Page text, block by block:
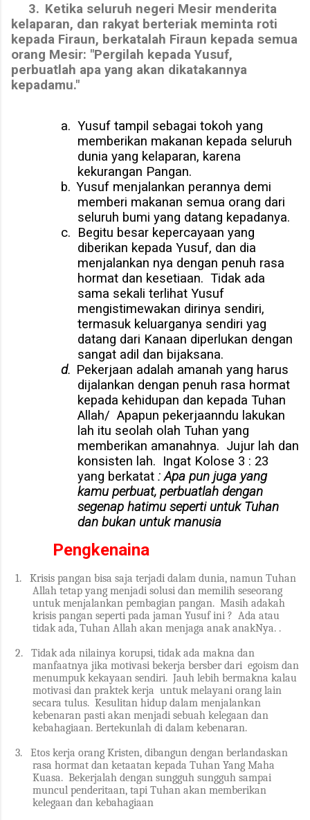
3. Ketika seluruh negeri Mesir menderita
kelaparan, dan rakyat berteriak meminta roti
kepada Firaun, berkatalah Firaun kepada semua
orang Mesir: "Pergilah kepada Yusuf,
perbuatlah apa yang akan dikatakannya
kepadamu."
a. Yusuf tampil sebagai tokoh yang
memberikan makanan kepada seluruh
dunia yang kelaparan, karena
kekurangan Pangan.
b. Yusuf menjalankan perannya demi
memberi makanan semua orang dari
seluruh bumi yang datang kepadanya.
c. Begitu besar kepercayaan yang
diberikan kepada Yusuf, dan dia
menjalankan nya dengan penuh rasa
hormat dan kesetiaan. Tidak ada
sama sekali terlihat Yusuf
mengistimewakan dirinya sendiri,
termasuk keluarganya sendiri yag
datang dari Kanaan diperlukan dengan
sangat adil dan bijaksana.
d. Pekerjaan adalah amanah yang harus
dijalankan dengan penuh rasa hormat
kepada kehidupan dan kepada Tuhan
Allah/ Apapun pekerjaanndu lakukan
lah itu seolah olah Tuhan yang
memberikan amanahnya. Jujur lah dan
konsisten lah. Ingat Kolose 3 : 23
yang berkatat : Apa pun juga yang
kamu perbuat, perbuatlah dengan
segenap hatimu seperti untuk Tuhan
dan bukan untuk manusia
Pengkenaina
1.
Krisis pangan bisa saja terjadi dalam dunia, namun Tuhan
Allah tetap yang menjadi solusi dan memilih seseorang
untuk menjalankan pembagian pangan. Masih adakah
krisis pangan seperti pada jaman Yusuf ini ? Ada atau
tidak ada, Tuhan Allah akan menjaga anak anakNya. .
2.
Tidak ada nilainya korupsi, tidak ada makna dan
manfaatnya jika motivasi bekerja bersber dari egoism dan
menumpuk kekayaan sendiri. Jauh lebih bermakna kalau
motivasi dan praktek kerja untuk melayani orang lain
secara tulus. Kesulitan hidup dalam menjalankan
kebenaran pasti akan menjadi sebuah kelegaan dan
kebahagiaan. Bertekunlah di dalam kebenaran.
3.
Etos kerja orang Kristen, dibangun dengan berlandaskan
rasa hormat dan ketaatan kepada Tuhan Yang Maha
Kuasa. Bekerjalah dengan sungguh sungguh sampai
muncul penderitaan, tapi Tuhan akan memberikan
kelegaan dan kebahagiaan